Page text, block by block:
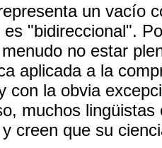
un vacío
"bidireccional".
no estar
aplicada a la
con la obvia
muchos
creen que su